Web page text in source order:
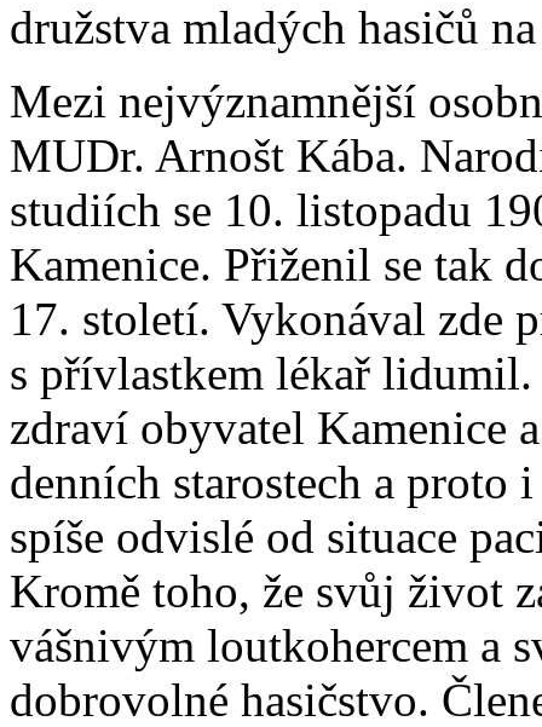
družstva mladých hasičů
Mezi nejvýznamnější
MUDr. Arnošt Kába.
studiích se 10. listopadu
Kamenice. Přiženil se tak
17. století. Vykonával zde
s přívlastkem lékař lidumil.
zdraví obyvatel Kamenice
denních starostech a proto
spíše odvislé od situace
Kromě toho, že svůj život
vášnivým loutkohercem a
dobrovolné hasičstvo.